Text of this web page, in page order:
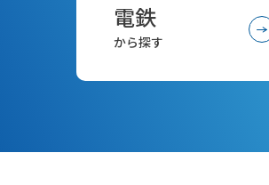
電鉄
から探す